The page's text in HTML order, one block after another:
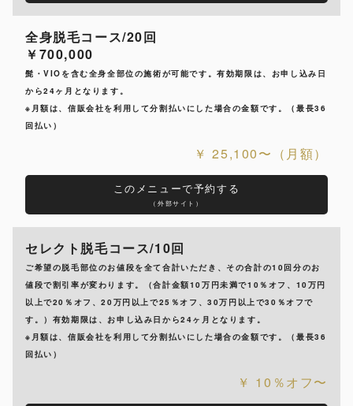
全身脱毛コース/20回
￥700,000
髭・VIOを含む全身全部位の施術が可能です。有効期限は、お申し込み日
から24ヶ月となります。
※月額は、信販会社を利用して分割払いにした場合の金額です。（最長36
回払い）
25,100〜（月額）
このメニューで予約する
（外部サイト）
セレクト脱毛コース/10回
ご希望の脱毛部位のお値段を全て合計いただき、その合計の10回分のお
値段で割引率が変わります。（合計金額10万円未満で10％オフ、10万円
以上で20％オフ、20万円以上で25％オフ、30万円以上で30％オフで
す。）有効期限は、お申し込み日から24ヶ月となります。
※月額は、信販会社を利用して分割払いにした場合の金額です。（最長36
回払い）
10％オフ〜